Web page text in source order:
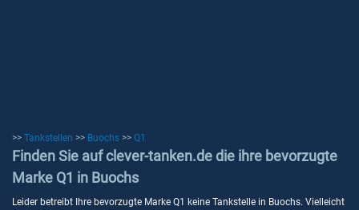
>> Tankstellen >> Buochs >> Q1
Finden Sie auf clever-tanken.de die ihre bevorzugte
Marke Q1 in Buochs
Leider betreibt Ihre bevorzugte Marke Q1 keine Tankstelle in Buochs. Vielleicht